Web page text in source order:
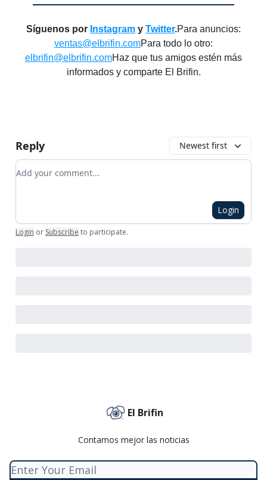
Síguenos por Instagram y Twitter.Para anuncios:
ventas@elbrifin.comPara todo lo otro:
elbrifin@elbrifin.comHaz que tus amigos estén más
informados y comparte El Brifin.
Reply Newest first
Add your comment
Login
Login or Subscribe to participate.
El Brifin
Contamos mejor las noticias